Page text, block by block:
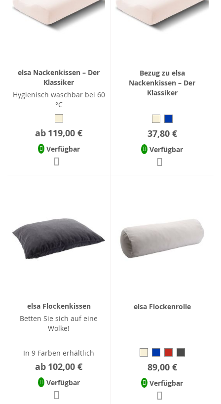
elsa Nackenkissen – Der
Klassiker
Hygienisch waschbar bei 60
°C
ab 119,00 €
Verfügbar
Bezug zu elsa
Nackenkissen – Der
Klassiker
37,80 €
Verfügbar
elsa Flockenkissen
Betten Sie sich auf eine
Wolke!
In 9 Farben erhältlich
ab 102,00 €
Verfügbar
elsa Flockenrolle
89,00 €
Verfügbar